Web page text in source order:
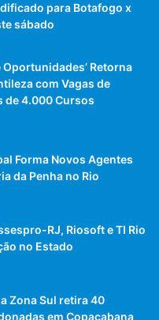
para Botafogo x
sábado
Oportunidades’ Retorna
com Vagas de
de 4.000 Cursos
Forma Novos Agentes
da Penha no Rio
RJ, Riosoft e TI Rio
no Estado
Zona Sul retira 40
em Copacabana